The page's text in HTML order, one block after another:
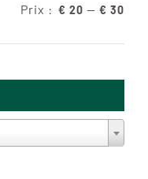
Prix : € 20 — € 30